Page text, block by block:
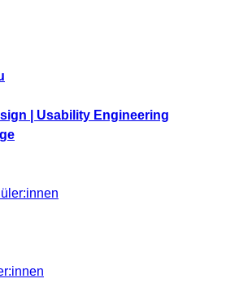
| Usability Engineering